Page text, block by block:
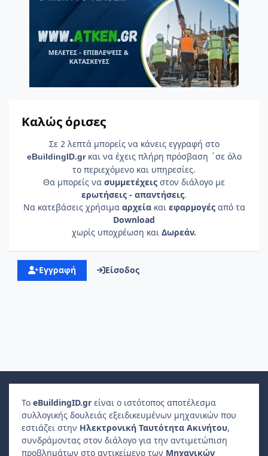
Καλώς όρισες
Σε 2 λεπτά μπορείς να κάνεις εγγραφή στο
eBuildingID.gr και να έχεις πλήρη πρόσβαση ΄σε όλο
το περιεχόμενο και υπηρεσίες.
Θα μπορείς να συμμετέχεις στον διάλογο με
ερωτήσεις - απαντήσεις.
Να κατεβάσεις χρήσιμα αρχείακαι εφαρμογέςαπό τα
Download
χωρίς υποχρέωση και Δωρεάν.
Εγγραφή Είσοδος
Το eBuildingID.gr είναι ο ιστότοπος αποτέλεσμα
συλλογικής δουλειάς εξειδικευμένων μηχανικών που
εστιάζει στην Ηλεκτρονική Ταυτότητα Ακινήτου,
συνδράμοντας στον διάλογο για την αντιμετώπιση
προβλημάτων στο αντικείμενο των Μηχανικών